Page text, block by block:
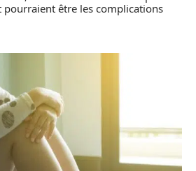
être les complications